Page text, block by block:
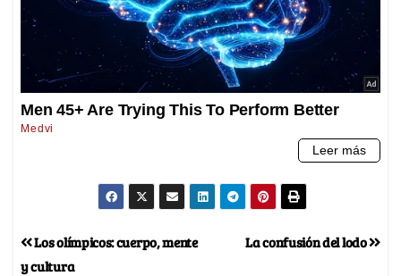
La confusión del lodo
Los olímpicos: cuerpo, mente
y cultura